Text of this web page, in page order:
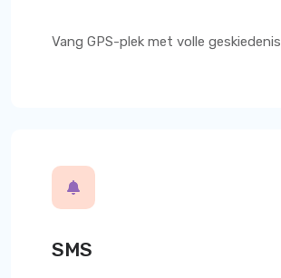
Vang GPS-plek met volle geskiedenis
SMS